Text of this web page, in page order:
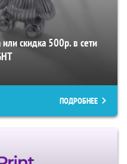
скидка 500р. в сети
ПОДРОБНЕЕ